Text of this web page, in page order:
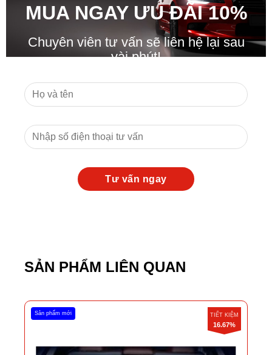
MUA NGAY ƯU ĐÃI10%
Chuyên viên tư vấn sẽ liên hệ lại sau
vài phút!
SẢN PHẨM LIÊN QUAN
Sản phẩm mới TIẾT KIỆM
16.67%